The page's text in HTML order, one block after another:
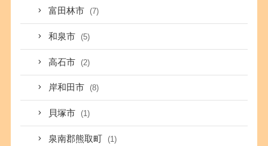
富田林市 (7)
和泉市 (5)
高石市 (2)
岸和田市 (8)
貝塚市 (1)
泉南郡熊取町 (1)